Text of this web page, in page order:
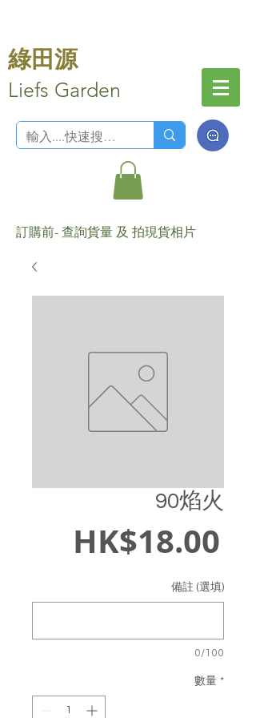
綠田源
Liefs Garden
訂購前- 查詢貨量 及 拍現貨相片
90焰火
HK$18.00
格
備註 (選填)
0/100
數量 *